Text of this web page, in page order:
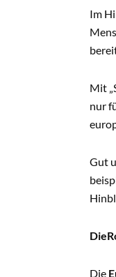
Im
Mit
nur
Gut
Die
Die